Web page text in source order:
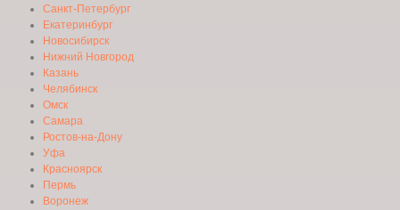
Санкт-Петербург
Екатеринбург
Новосибирск
Нижний Новгород
Казань
Челябинск
Омск
Самара
Ростов-на-Дону
Уфа
Красноярск
Пермь
Воронеж